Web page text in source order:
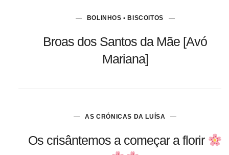
BOLINHOS • BISCOITOS
Broas dos Santos da Mãe [Avó
Mariana]
AS CRÓNICAS DA LUÍSA
Os crisântemos a começar a florir